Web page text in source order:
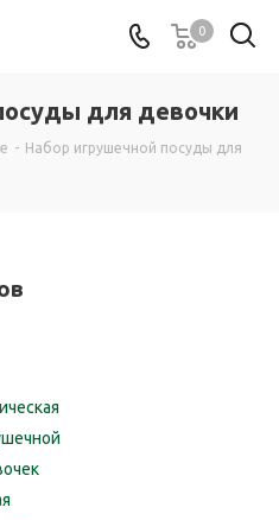
0
для девочки
- Набор игрушечной посуды для